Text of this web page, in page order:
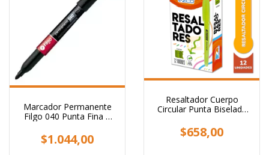
Marcador Permanente
Filgo 040 Punta Fina 1
$1.044,00
Resaltador Cuerpo
Circular Punta Biselada
$658,00